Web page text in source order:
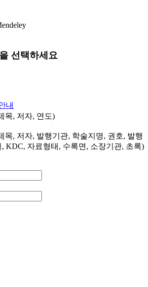
선택하세요
내
목, 저자, 연도)
목, 저자, 발행기관, 학술지명, 권호, 발행
KDC, 자료형태, 수록면, 소장기관, 초록)